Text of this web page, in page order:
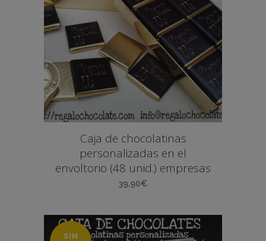
Caja de chocolatinas
personalizadas en el
envoltorio (48 unid.) empresas
39,90€
SIN